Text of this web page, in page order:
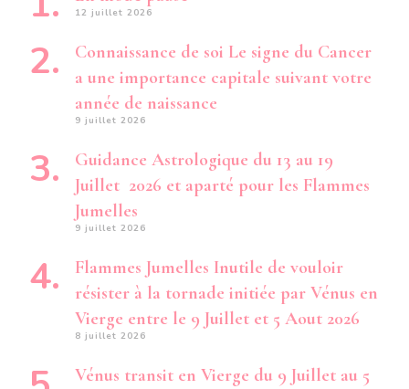
12 juillet 2026
Connaissance de soi Le signe du Cancer
a une importance capitale suivant votre
année de naissance
9 juillet 2026
Guidance Astrologique du 13 au 19
Juillet 2026 et aparté pour les Flammes
Jumelles
9 juillet 2026
Flammes Jumelles Inutile de vouloir
résister à la tornade initiée par Vénus en
Vierge entre le 9 Juillet et 5 Aout 2026
8 juillet 2026
Vénus transit en Vierge du 9 Juillet au 5